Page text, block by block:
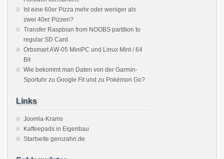
Ist eine 60er Pizza mehr oder weniger als
zwei 40er Pizzen?
Transfer Raspbian from NOOBS partition to
regular SD Card
Orbsmart AW-05 MiniPC und Linux Mint / 64
Bit
Wie bekommt man Daten von der Garmin-
Sportuhr zu Google Fit und zu Pokémon Go?
Links
Joomla-Krams
Kaffeepads in Eigenbau
Startseite gerozahn.de